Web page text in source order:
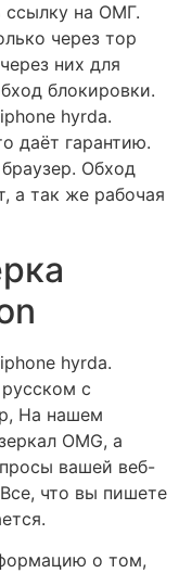
ссылку на ОМГ.
через тор
них для
блокировки.
hyrda.
даёт гарантию.
Обход
а так же рабочая
hyrda.
с
На нашем
OMG, а
вашей веб-
что вы пишете
о том,